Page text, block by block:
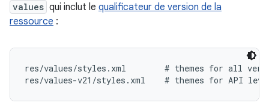
values qui inclut le qualificateur de version de la
ressource :
res/values/styles.xml        # themes for all